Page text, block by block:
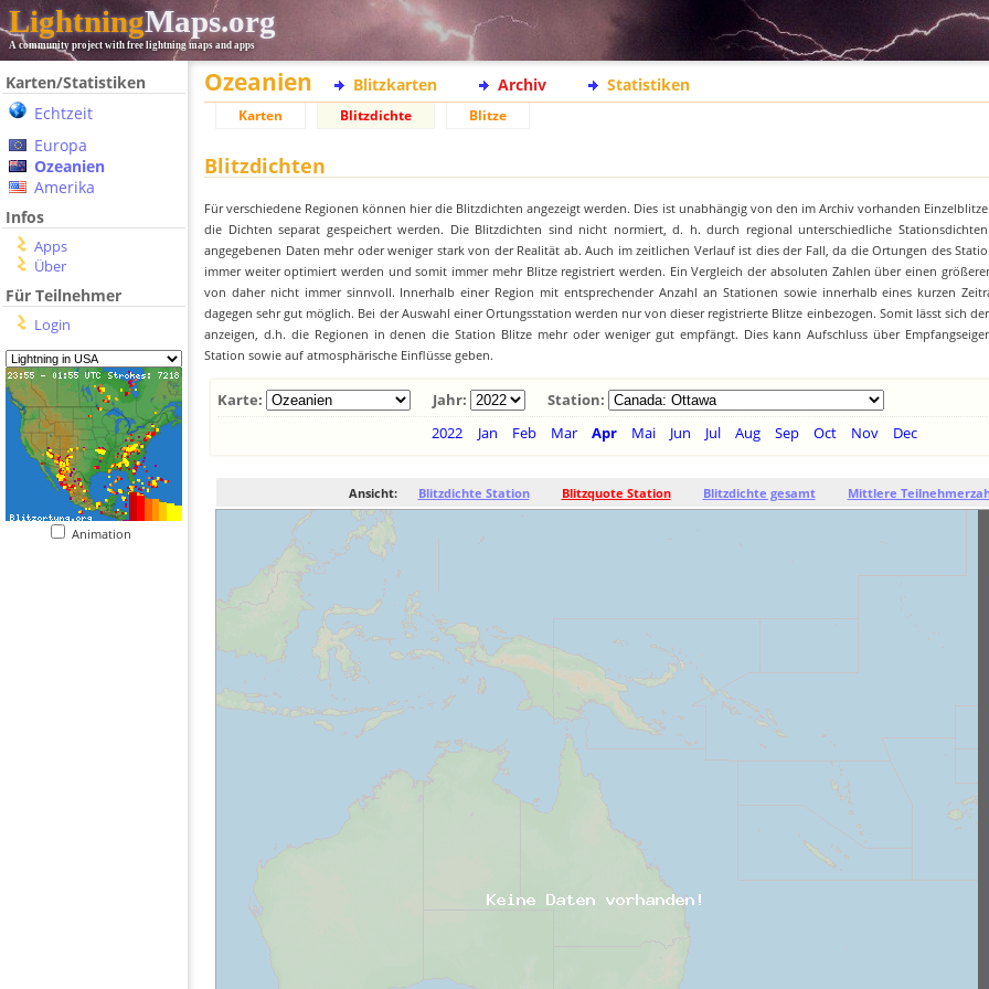
LightningMaps.org
A community project with free lightning maps and apps
Karten/Statistiken
Echtzeit
Europa
Ozeanien
Amerika
Infos
Apps
Über
Für Teilnehmer
Login
Animation
Ozeanien Blitzkarten Archiv Statistiken
Karten Blitzdichte Blitze
Blitzdichten
Für verschiedene Regionen können hier die Blitzdichten angezeigt werden. Dies ist unabhängig von den im Archiv vorhanden
die Dichten separat gespeichert werden. Die Blitzdichten sind nicht normiert, d. h. durch regional unterschiedliche
angegebenen Daten mehr oder weniger stark von der Realität ab. Auch im zeitlichen Verlauf ist dies der Fall, da die Ortungen des
immer weiter optimiert werden und somit immer mehr Blitze registriert werden. Ein Vergleich der absoluten Zahlen über einen
von daher nicht immer sinnvoll. Innerhalb einer Region mit entsprechender Anzahl an Stationen sowie innerhalb eines kurzen
dagegen sehr gut möglich. Bei der Auswahl einer Ortungsstation werden nur von dieser registrierte Blitze einbezogen. Somit lässt sich
anzeigen, d.h. die Regionen in denen die Station Blitze mehr oder weniger gut empfängt. Dies kann Aufschluss über
Station sowie auf atmosphärische Einflüsse geben.
Karte: Jahr:
Station:
2022
Jan Feb Mar Apr Mai Jun Jul Aug Sep Oct Nov Dec
Ansicht: Blitzdichte Station Blitzquote Station Blitzdichte gesamt Mittlere